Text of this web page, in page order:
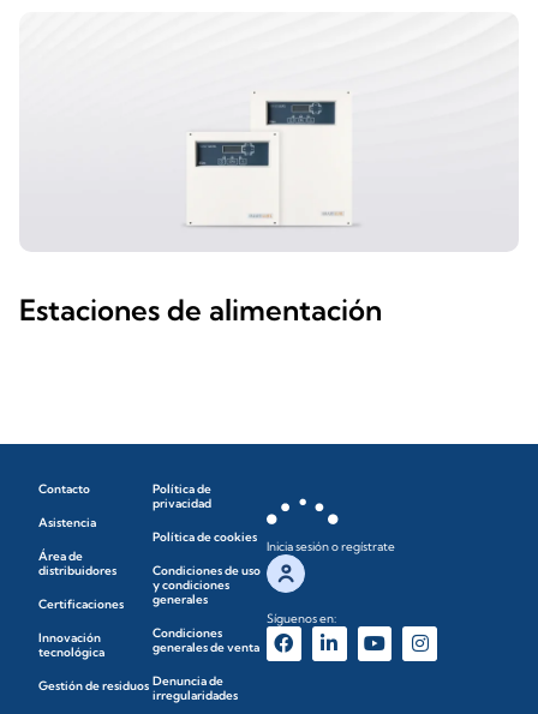
Estaciones de alimentación
Contacto
Asistencia
Área de
distribuidores
Certificaciones
Innovación
tecnológica
Gestión de residuos
Política de
privacidad
Política de cookies
Condiciones de uso
y condiciones
generales
Condiciones
generales de venta
Denuncia de
irregularidades
Inicia sesión o regístrate
Síguenos en: